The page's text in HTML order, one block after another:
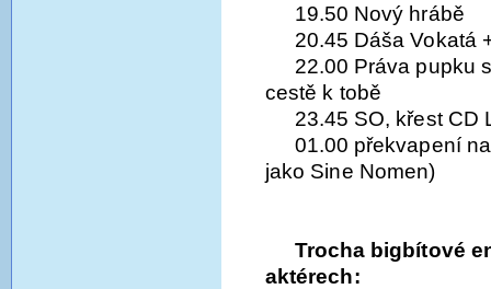
19.50 Nový hrábě
20.45 Dáša Vokatá
22.00 Práva pupku
cestě k tobě
23.45 SO, křest CD
01.00 překvapení
jako Sine Nomen)
Trocha bigbítové
aktérech: